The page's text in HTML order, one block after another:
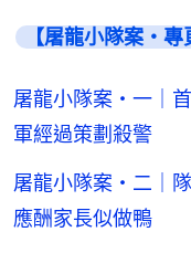
【屠龍小隊案・專
屠龍小隊案・一｜
軍經過策劃殺警
屠龍小隊案・二｜
應酬家長似做鴨